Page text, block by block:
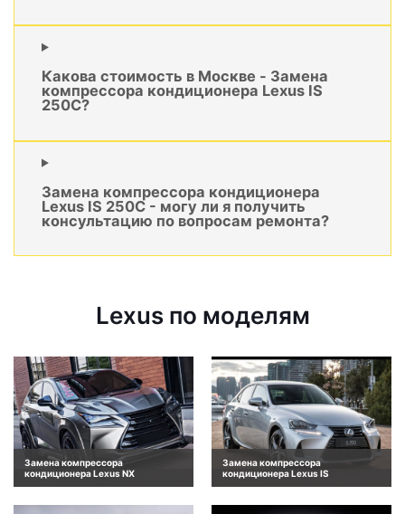
Какова стоимость в Москве - Замена
компрессора кондиционера Lexus IS
250C?
Замена компрессора кондиционера
Lexus IS 250C - могу ли я получить
консультацию по вопросам ремонта?
Lexus по моделям
Замена компрессора
кондиционера Lexus NX
Замена компрессора
кондиционера Lexus IS